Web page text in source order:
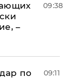
–
09:38
по
09:11